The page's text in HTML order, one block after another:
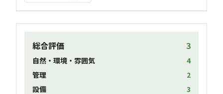
総合評価 3
自然・環境・雰囲気
4
管理
2
設備
3